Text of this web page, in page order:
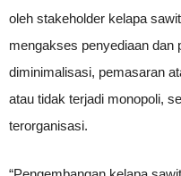
oleh stakeholder kelapa
mengakses penyediaan dan
diminimalisasi, pemasaran
atau tidak terjadi monopoli,
terorganisasi.